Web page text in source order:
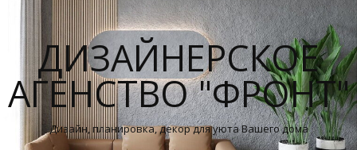
ДИЗАЙНЕРСКОЕ
АГЕНСТВО "ФРОНТ"
Дизайн, планировка, декор для уюта Вашего дома